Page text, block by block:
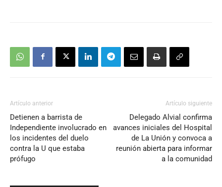
Artículo anterior
Detienen a barrista de
Independiente involucrado en
los incidentes del duelo
contra la U que estaba
prófugo
Artículo siguiente
Delegado Alvial confirma
avances iniciales del Hospital
de La Unión y convoca a
reunión abierta para informar
a la comunidad